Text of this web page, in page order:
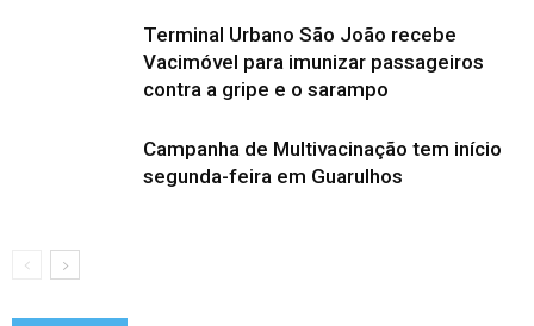
Terminal Urbano São João recebe
Vacimóvel para imunizar passageiros
contra a gripe e o sarampo
Campanha de Multivacinação tem início
segunda-feira em Guarulhos